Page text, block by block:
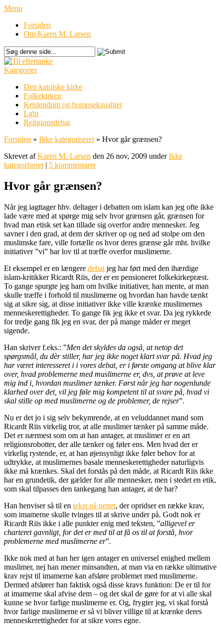
Menu
Forsiden
Om Karen M. Larsen
Kategorier
Den katolske kirke
Folkekirken
Kristendom og homoseksualitet
Lgbt
Religionsdebat
Forsiden » Ikke kategoriseret » Hvor går grænsen?
Skrevet afKaren M. Larsen den 26 nov, 2009 underIkke
kategoriseret | 5 kommentarer
Hvor går grænsen?
Når jeg iagttager hhv. deltager i debatten om islam kan jeg ofte ikke
lade være med at spørge mig selv hvor grænsen går, grænsen for
hvad man etisk set kan tillade sig overfor andre mennesker. Jeg
savner i den grad, at dem der skriver op og ned ad stolpe om den
muslimske fare, ville fortælle os hvor deres grænse går mht. hvilke
initiativer ”vi” har lov til at træffe overfor muslimerne.
Et eksempel er en længere debat jeg har ført med den ihærdige
islam-kritikker Ricardt Riis, der er en pensioneret folkekirkepræst.
To gange spurgte jeg ham om hvilke initiativer, han mente, at man
skulle træffe i forhold til muslimerne og hvordan han havde tænkt
sig at sikre sig, at disse initiativer ikke ville krænke muslimernes
menneskerettigheder. To gange fik jeg ikke et svar. Da jeg rykkede
for tredje gang fik jeg en svar, der på mange måder er meget
sigende.
Han skriver f.eks.: ”Men det skyldes da også, at netop det
spørgsmål, du dèr stiller, har jeg ikke noget klart svar på. Hvad jeg
har været interesseret i i vores debat, er i første omgang at blive klar
over, hvad problemerne med muslimerne er, dvs, at prøve at leve
mig ind i, hvordan muslimer tænker. Først når jeg har nogenlunde
klarhed over det, vil jeg føle mig kompetent til at svare på, hvad vi
skal stille op med muslimerne og de problemer, de rejser”.
Nu er det jo i sig selv bekymrende, at en veluddannet mand som
Ricardt Riis virkelig tror, at alle muslimer tænker på samme måde.
Det er nærmest som om at han antager, at muslimer er en art
religionsrobotter, der alle tænker og føler ens. Men hvad der er
virkelig rystende, er, at han øjensynligt ikke føler behov for at
udtrykke, at muslimernes basale menneskerettigheder naturligvis
ikke må krænkes. Skal det forstås på den måde, at Ricardt Riis ikke
har en grundetik, der gælder for alle mennesker, men i stedet en etik,
som skal tilpasses den tankegang han antager, at de har?
Han henviser så til en tekst på nettet, der opridser en række krav,
som imamerne skulle tvinges til at skrive under på. Godt nok er
Ricardt Riis ikke i alle punkter enig med teksten, ”alligevel er
charteret gavnligt, for det er med til at få os til at forstå, hvor
problemerne med muslimerne er”.
Ikke nok med at han her igen antager en universel enighed mellem
muslimer, nej han mener minsandten, at man via en række ultimative
krav rejst til imamerne kan afsløre problemet med muslimerne.
Dermed afslører han faktisk også disse kravs funktion: De er til for
at imamerne skal afvise dem – og det skal de gøre for at vi alle skal
kunne se hvor farlige muslimerne er. Og, frygter jeg, vi skal forstå
hvor farlige muslimerne er så vi bliver villige til at krænke deres
menneskerettigheder for at sikre vores egne.